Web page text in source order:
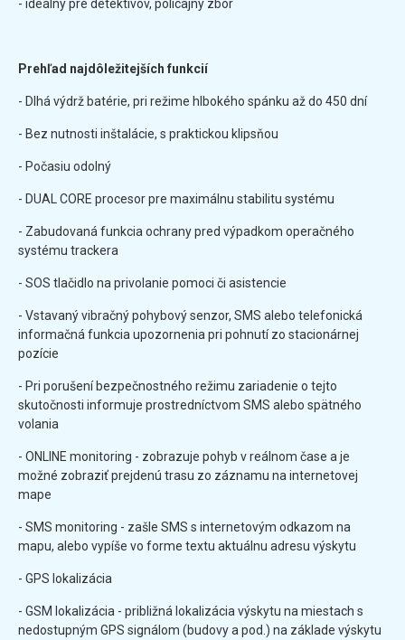
- ideálny pre detektívov, policajný zbor
Prehľad najdôležitejších funkcií
- Dlhá výdrž batérie, pri režime hlbokého spánku až do 450 dní
- Bez nutnosti inštalácie, s praktickou klipsňou
- Počasiu odolný
- DUAL CORE procesor pre maximálnu stabilitu systému
- Zabudovaná funkcia ochrany pred výpadkom operačného
systému trackera
- SOS tlačidlo na privolanie pomoci či asistencie
- Vstavaný vibračný pohybový senzor, SMS alebo telefonická
informačná funkcia upozornenia pri pohnutí zo stacionárnej
pozície
- Pri porušení bezpečnostného režimu zariadenie o tejto
skutočnosti informuje prostredníctvom SMS alebo spätného
volania
- ONLINE monitoring - zobrazuje pohyb v reálnom čase a je
možné zobraziť prejdenú trasu zo záznamu na internetovej
mape
- SMS monitoring - zašle SMS s internetovým odkazom na
mapu, alebo vypíše vo forme textu aktuálnu adresu výskytu
- GPS lokalizácia
- GSM lokalizácia - približná lokalizácia výskytu na miestach s
nedostupným GPS signálom (budovy a pod.) na základe výskytu